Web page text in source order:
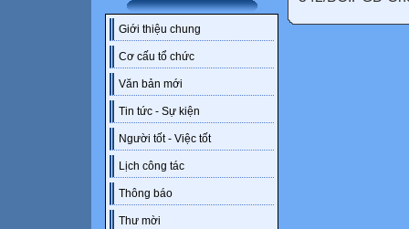
Giới thiệu chung
Cơ cấu tổ chức
Văn bản mới
Tin tức - Sự kiện
Người tốt - Việc tốt
Lịch công tác
Thông báo
Thư mời